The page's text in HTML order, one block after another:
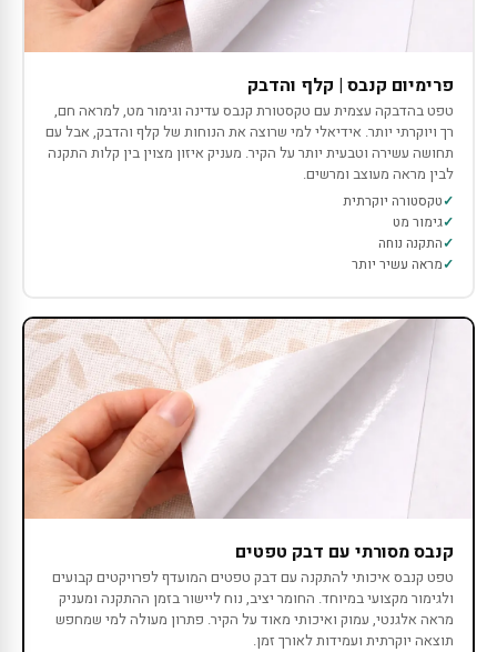
פרימיום קנבס | קלף והדבק
טפט בהדבקה עצמית עם טקסטורת קנבס עדינה וגימור מט, למראה חם,
רך ויוקרתי יותר. אידיאלי למי שרוצה את הנוחות של קלף והדבק, אבל עם
תחושה עשירה וטבעית יותר על הקיר. מעניק איזון מצוין בין קלות התקנה
לבין מראה מעוצב ומרשים.
טקסטורה יוקרתית
גימור מט
התקנה נוחה
מראה עשיר יותר
קנבס מסורתי עם דבק טפטים
טפט קנבס איכותי להתקנה עם דבק טפטים המועדף לפרויקטים קבועים
ולגימור מקצועי במיוחד. החומר יציב, נוח ליישור בזמן ההתקנה ומעניק
מראה אלגנטי, עמוק ואיכותי מאוד על הקיר. פתרון מעולה למי שמחפש
תוצאה יוקרתית ועמידות לאורך זמן.